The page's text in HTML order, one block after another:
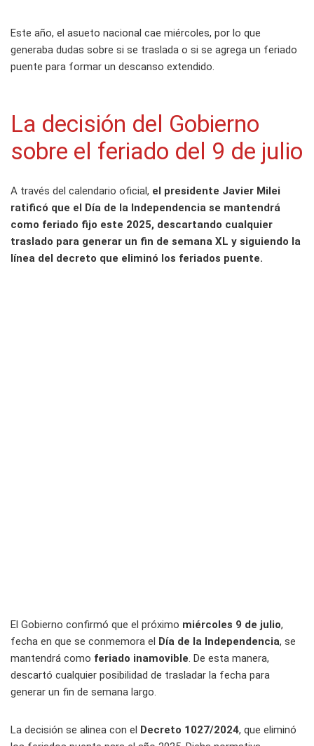
Este año, el asueto nacional cae miércoles, por lo que
generaba dudas sobre si se traslada o si se agrega un feriado
puente para formar un descanso extendido.
La decisión del Gobierno
sobre el feriado del 9 de julio
A través del calendario oficial, el presidente Javier Milei
ratificó que el Día de la Independencia se mantendrá
como feriado fijo este 2025, descartando cualquier
traslado para generar un fin de semana XL y siguiendo la
línea del decreto que eliminó los feriados puente.
El Gobierno confirmó que el próximo miércoles 9 de julio,
fecha en que se conmemora el Día de la Independencia, se
mantendrá como feriado inamovible. De esta manera,
descartó cualquier posibilidad de trasladar la fecha para
generar un fin de semana largo.
La decisión se alinea con el Decreto 1027/2024, que eliminó